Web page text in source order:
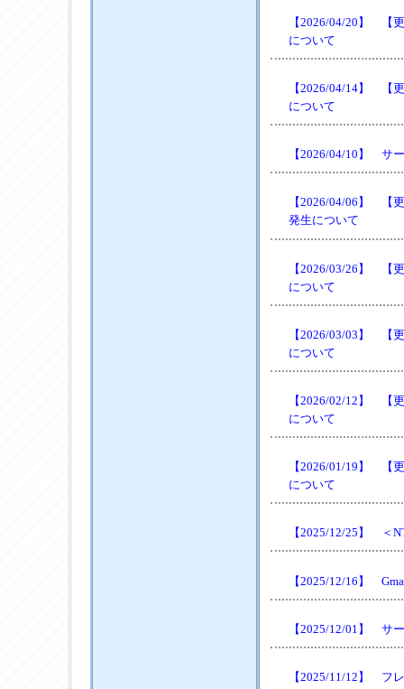
【2026/04/20】 【
について
【2026/04/14】 【
について
【2026/04/10】 サ
【2026/04/06】 【
発生について
【2026/03/26】 【
について
【2026/03/03】 【
について
【2026/02/12】 【
について
【2026/01/19】 【
について
【2025/12/25】 ＜
【2025/12/16】
【2025/12/01】 サ
【2025/11/12】 フ